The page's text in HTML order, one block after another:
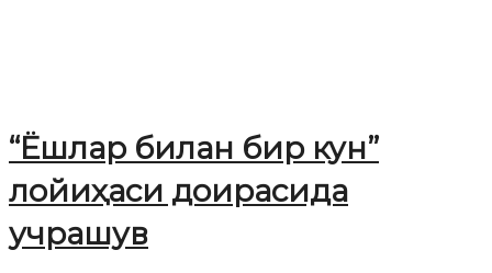
“Ёшлар билан бир кун”
лойиҳаси доирасида
учрашув